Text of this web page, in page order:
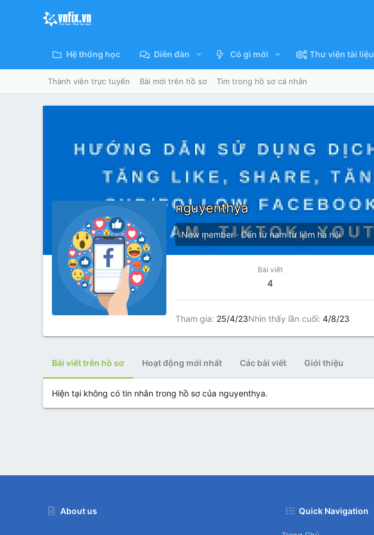
Hệ thống học Diễn đàn Có gì mới Thư viện tài liệu
Thành viên trực tuyến Bài mới trên hồ sơ Tìm trong hồ sơ cá nhân
nguyenthya
New member · Đến từ nam từ liêm hà nội
Bài viết
4
Tham gia 25/4/23Nhìn thấy lần cuối 4/8/23
Bài viết trên hồ sơ Hoạt động mới nhất Các bài viết Giới thiệu
Hiện tại không có tin nhắn trong hồ sơ của nguyenthya.
About us Quick Navigation